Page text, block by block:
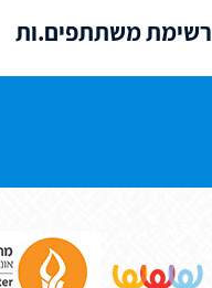
רשימת משתתפים.ות